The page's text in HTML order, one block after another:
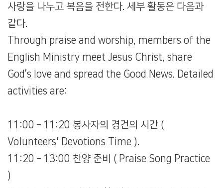
사랑을 나누고 복음을 전한다. 세부 활동은 다음과
같다.
Through praise and worship, members of the
English Ministry meet Jesus Christ, share
God’s love and spread the Good News. Detailed
activities are:
11:00 – 11:20 봉사자의 경건의 시간 (
Volunteers' Devotions Time ).
11:20 – 13:00 찬양 준비 ( Praise Song Practice
)